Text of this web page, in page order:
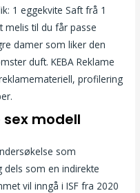
1 eggekvite Saft frå 1
melis til du får passe
damer som liker den
duft. KEBA Reklame
profilering
modell
som
som en indirekte
vil inngå i ISF fra 2020